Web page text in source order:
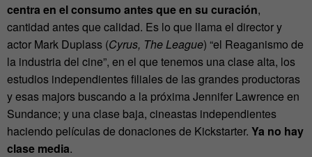
centra en el consumo antes que en su curación,
cantidad antes que calidad. Es lo que llama el director y
actor Mark Duplass (Cyrus, The League) “el Reaganismo de
la industria del cine”, en el que tenemos una clase alta, los
estudios independientes filiales de las grandes productoras
y esas majors buscando a la próxima Jennifer Lawrence en
Sundance; y una clase baja, cineastas independientes
haciendo películas de donaciones de Kickstarter. Ya no hay
clase media.